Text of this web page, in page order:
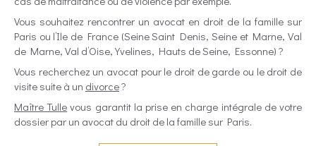
Vous souhaitez rencontrer un avocat en droit de la famille sur
Paris ou l’Ile de France (Seine Saint Denis, Seine et Marne, Val
de Marne, Val d’Oise, Yvelines, Hauts de Seine, Essonne) ?
Vous recherchez un avocat pour le droit de garde ou le droit de
visite suite à un divorce?
Maître Tulle vous garantit la prise en charge intégrale de votre
dossier par un avocat du droit de la famille sur Paris.